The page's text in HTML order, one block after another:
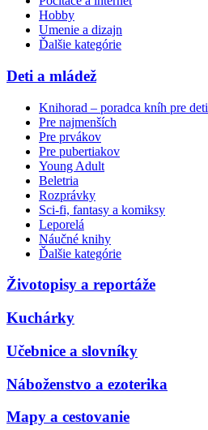
Hobby
Umenie a dizajn
Ďalšie kategórie
Deti a mládež
Knihorad – poradca kníh pre deti
Pre najmenších
Pre prvákov
Pre pubertiakov
Young Adult
Beletria
Rozprávky
Sci-fi, fantasy a komiksy
Leporelá
Náučné knihy
Ďalšie kategórie
Životopisy a reportáže
Kuchárky
Učebnice a slovníky
Náboženstvo a ezoterika
Mapy a cestovanie